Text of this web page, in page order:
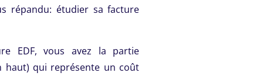
répandu: étudier sa facture
EDF, vous avez la partie
haut) qui représente un coût